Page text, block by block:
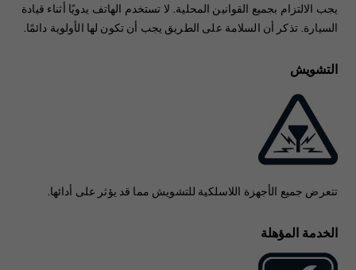
يجب الالتزام بجميع القوانين المحلية. لا تستخدم الهاتف يدويًا أثناء قيادة
السيارة. تذكر أن السلامة على الطريق يجب أن تكون لها الأولوية دائمًا.
التشويش
تتعرض جميع الأجهزة اللاسلكية للتشويش مما قد يؤثر على أدائها.
الخدمة المؤهلة